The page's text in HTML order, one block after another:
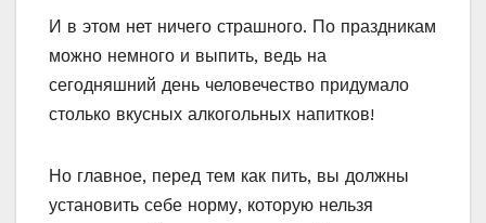
И в этом нет ничего страшного. По праздникам
можно немного и выпить, ведь на
сегодняшний день человечество придумало
столько вкусных алкогольных напитков!
Но главное, перед тем как пить, вы должны
установить себе норму, которую нельзя